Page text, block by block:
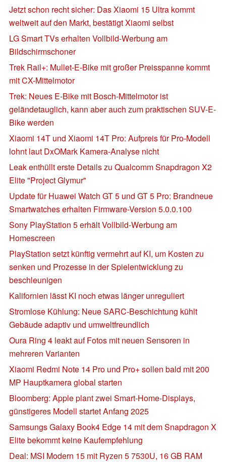
Jetzt schon recht sicher: Das Xiaomi 15 Ultra kommt
weltweit auf den Markt, bestätigt Xiaomi selbst
LG Smart TVs erhalten Vollbild-Werbung am
Bildschirmschoner
Trek Rail+: Mullet-E-Bike mit großer Preisspanne kommt
mit CX-Mittelmotor
Trek: Neues E-Bike mit Bosch-Mittelmotor ist
geländetauglich, kann aber auch zum praktischen SUV-E-
Bike werden
Xiaomi 14T und Xiaomi 14T Pro: Aufpreis für Pro-Modell
lohnt laut DxOMark Kamera-Analyse nicht
Leak enthüllt erste Details zu Qualcomm Snapdragon X2
Elite "Project Glymur"
Update für Huawei Watch GT 5 und GT 5 Pro: Brandneue
Smartwatches erhalten Firmware-Version 5.0.0.100
Sony PlayStation 5 erhält Vollbild-Werbung am
Homescreen
PlayStation setzt künftig vermehrt auf KI, um Kosten zu
senken und Prozesse in der Spielentwicklung zu
beschleunigen
Kalifornien lässt KI noch etwas länger unreguliert
Stromlose Kühlung: Neue SARC-Beschichtung kühlt
Gebäude adaptiv und umweltfreundlich
Oura Ring 4 leakt auf Fotos mit neuen Sensoren in
mehreren Varianten
Xiaomi Redmi Note 14 Pro und Pro+ sollen bald mit 200
MP Hauptkamera global starten
Bloomberg: Apple plant zwei Smart-Home-Displays,
günstigeres Modell startet Anfang 2025
Samsungs Galaxy Book4 Edge 14 mit dem Snapdragon X
Elite bekommt keine Kaufempfehlung
Deal: MSI Modern 15 mit Ryzen 5 7530U, 16 GB RAM